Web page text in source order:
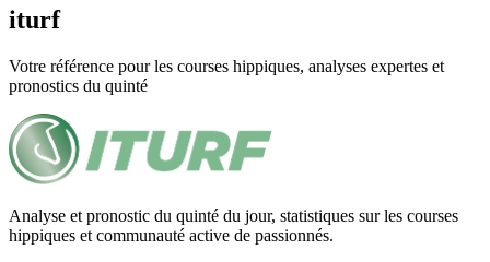
iturf
Votre référence pour les courses hippiques, analyses expertes et
pronostics du quinté
Analyse et pronostic du quinté du jour, statistiques sur les courses
hippiques et communauté active de passionnés.